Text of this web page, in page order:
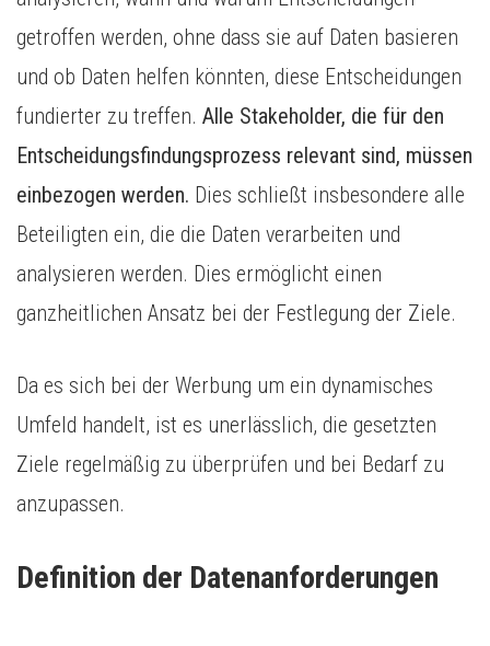
getroffen werden, ohne dass sie auf Daten basieren
und ob Daten helfen könnten, diese Entscheidungen
fundierter zu treffen. Alle Stakeholder, die für den
Entscheidungsfindungsprozess relevant sind, müssen
einbezogen werden. Dies schließt insbesondere alle
Beteiligten ein, die die Daten verarbeiten und
analysieren werden. Dies ermöglicht einen
ganzheitlichen Ansatz bei der Festlegung der Ziele.
Da es sich bei der Werbung um ein dynamisches
Umfeld handelt, ist es unerlässlich, die gesetzten
Ziele regelmäßig zu überprüfen und bei Bedarf zu
anzupassen.
Definition der Datenanforderungen